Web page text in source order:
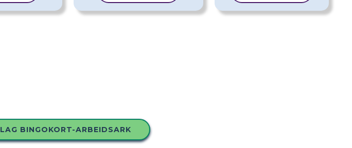
LAG BINGOKORT-ARBEIDSARK